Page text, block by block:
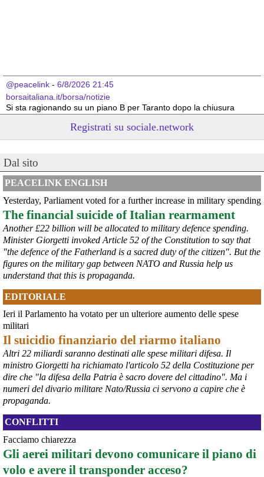
@peacelink - 6/8/2026 21:45
borsaitaliana.it/borsa/notizie
Si sta ragionando su un piano B per Taranto dopo la chiusura
cronachetarantine.it/index.php
il Governo ha manifestato l’intenzione di predisporre un
provvedimento straordinario per attenuare le conseguenze
economiche e sociali della prevista fermata dell’area a caldo e ha
chiesto alle rappresentanze del territorio di formulare proposte
concrete per definirne i contenuti. Casartigiani valuta positivamente
questa disponibilità.
#ILVA Taranto
@peacelink - 6/8/2026 21:36
giornalerossoblu.it/ex-ilva-sc
Nel tavolo convocato al Ministero delle Imprese e del Made in Italy,
provvedimento straordinario per attenuare le conseguenze
economiche e sociali dello stop dell’area a caldo, invitando le
rappresentanze del territorio a presentare proposte operative.
#ILVA #Taranto
Registrati su sociale.network
Dal sito
PEACELINK ENGLISH
Yesterday, Parliament voted for a further increase in military spending
The financial suicide of Italian rearmament
Another £22 billion will be allocated to military defence spending.
Minister Giorgetti invoked Article 52 of the Constitution to say that
"the defence of the Fatherland is a sacred duty of the citizen". But the
figures on the military gap between NATO and Russia help us
understand that this is propaganda.
EDITORIALE
Ieri il Parlamento ha votato per un ulteriore aumento delle spese
militari
Il suicidio finanziario del riarmo italiano
Altri 22 miliardi saranno destinati alle spese militari difesa. Il
ministro Giorgetti ha richiamato l'articolo 52 della Costituzione per
dire che "la difesa della Patria è sacro dovere del cittadino". Ma i
numeri del divario militare Nato/Russia ci servono a capire che è
propaganda.
CONFLITTI
Facciamo chiarezza
Gli aerei militari devono comunicare il piano di
volo e avere il transponder acceso?